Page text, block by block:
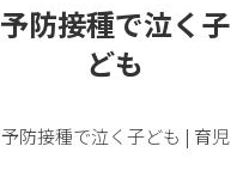
予防接種で泣く子
ども
予防接種で泣く子ども | 育児